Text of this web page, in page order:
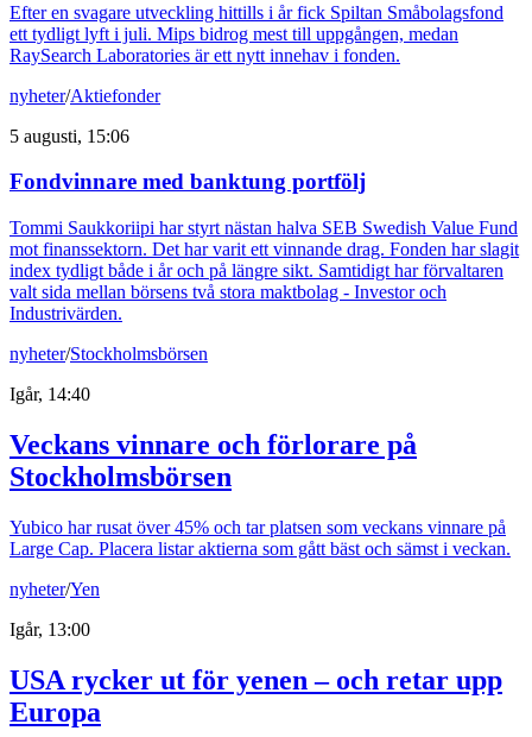
Efter en svagare utveckling hittills i år fick Spiltan Småbolagsfond
ett tydligt lyft i juli. Mips bidrog mest till uppgången, medan
RaySearch Laboratories är ett nytt innehav i fonden.
nyheter/Aktiefonder
5 augusti, 15:06
Fondvinnare med banktung portfölj
Tommi Saukkoriipi har styrt nästan halva SEB Swedish Value Fund
mot finanssektorn. Det har varit ett vinnande drag. Fonden har slagit
index tydligt både i år och på längre sikt. Samtidigt har förvaltaren
valt sida mellan börsens två stora maktbolag - Investor och
Industrivärden.
nyheter/Stockholmsbörsen
Igår, 14:40
Veckans vinnare och förlorare på
Stockholmsbörsen
Yubico har rusat över 45% och tar platsen som veckans vinnare på
Large Cap. Placera listar aktierna som gått bäst och sämst i veckan.
nyheter/Yen
Igår, 13:00
USA rycker ut för yenen – och retar upp
Europa